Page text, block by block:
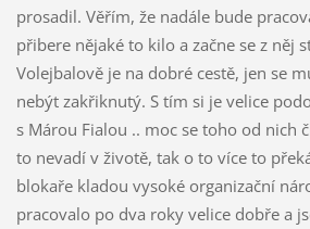
prosadil. Věřím, že nadále bude
přibere nějaké to kilo a začne se z něj
Volejbalově je na dobré cestě, jen se
nebýt zakřiknutý. S tím si je velice
s Márou Fialou .. moc se toho od nich
to nevadí v životě, tak o to více to
blokaře kladou vysoké organizační
pracovalo po dva roky velice dobře a